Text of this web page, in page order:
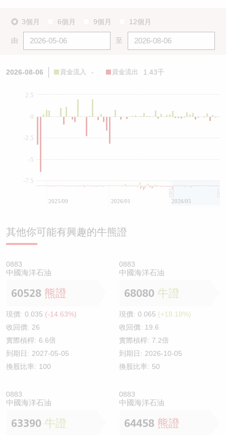
3個月 6個月 9個月 12個月
由 至
2026-08-06 資金流入 - 資金流出 1.43千
0
-7.5
-5
-2.5
2.5
2025/09 2026/01 2026/05
其他你可能有興趣的牛熊證
0883
中國海洋石油
60528 熊證
現價: 0.035 (-14.63%)
收回價: 26
實際槓桿: 6.6倍
到期日: 2027-05-05
換股比率: 100
0883
中國海洋石油
68080 牛證
現價: 0.065 (+18.18%)
收回價: 19.6
實際槓桿: 7.2倍
到期日: 2026-10-05
換股比率: 50
0883
中國海洋石油
63390 牛證
0883
中國海洋石油
64458 熊證